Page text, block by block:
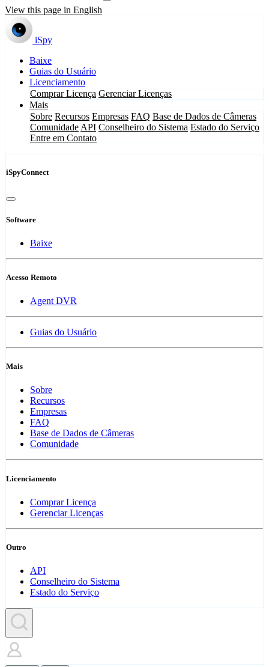
View this page in English
iSpy
Baixe
Guias do Usuário
Licenciamento
Comprar Licença Gerenciar Licenças
Mais
Sobre Recursos Empresas FAQ Base de Dados de Câmeras
Comunidade API Conselheiro do Sistema Estado do Serviço
Entre em Contato
iSpyConnect
Software
Baixe
Acesso Remoto
Agent DVR
Guias do Usuário
Mais
Sobre
Recursos
Empresas
FAQ
Base de Dados de Câmeras
Comunidade
Licenciamento
Comprar Licença
Gerenciar Licenças
Outro
API
Conselheiro do Sistema
Estado do Serviço